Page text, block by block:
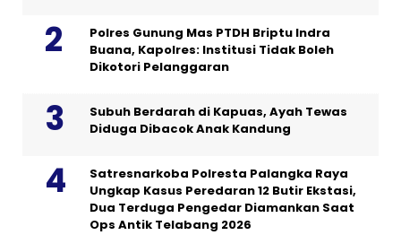
Polres Gunung Mas PTDH Briptu Indra
Buana, Kapolres: Institusi Tidak Boleh
Dikotori Pelanggaran
Subuh Berdarah di Kapuas, Ayah Tewas
Diduga Dibacok Anak Kandung
Satresnarkoba Polresta Palangka Raya
Ungkap Kasus Peredaran 12 Butir Ekstasi,
Dua Terduga Pengedar Diamankan Saat
Ops Antik Telabang 2026